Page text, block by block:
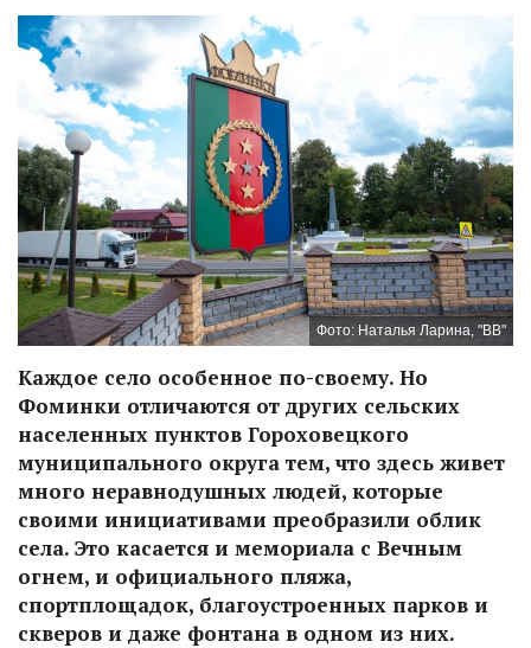
Фото: Наталья Ларина, "ВВ"
Каждое село особенное по-своему. Но
Фоминки отличаются от других сельских
населенных пунктов Гороховецкого
муниципального округа тем, что здесь живет
много неравнодушных людей, которые
своими инициативами преобразили облик
села. Это касается и мемориала с Вечным
огнем, и официального пляжа,
спортплощадок, благоустроенных парков и
скверов и даже фонтана в одном из них.